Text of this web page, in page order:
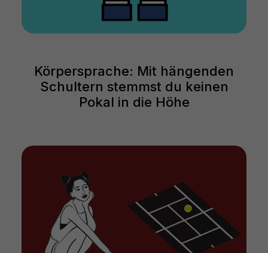
Körpersprache: Mit hängenden
Schultern stemmst du keinen
Pokal in die Höhe